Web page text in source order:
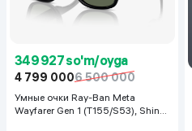
349 927 so'm/oyga
4 799 0006 500 000
Умные очки Ray-Ban Meta
Wayfarer Gen 1 (T155/S53), Shiny